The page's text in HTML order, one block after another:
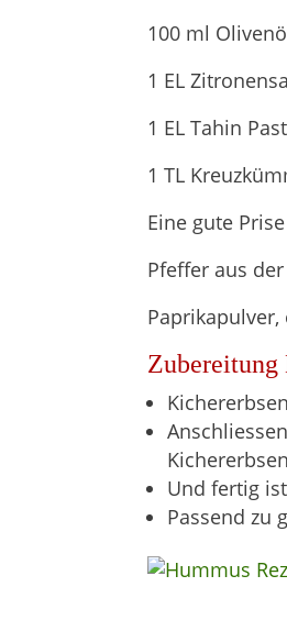
100 ml
1 EL
1 EL Tahin
1 TL
Eine gute
Pfeffer aus
Zubereitung
Und fertig
Passend zu